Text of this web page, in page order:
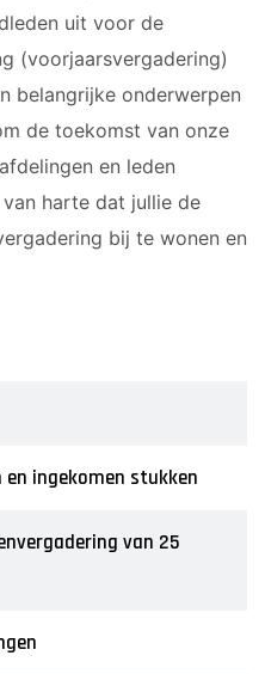
uit voor de
(voorjaarsvergadering)
belangrijke onderwerpen
de toekomst van onze
en leden
harte dat jullie de
bij te wonen en
ingekomen stukken
van 25